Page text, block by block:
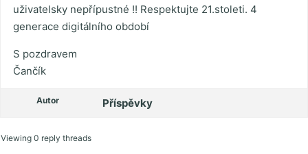
uživatelsky nepřípustné !! Respektujte 21.stoleti. 4
generace digitálního období
S pozdravem
Čančík
Autor Příspěvky
Viewing 0 reply threads